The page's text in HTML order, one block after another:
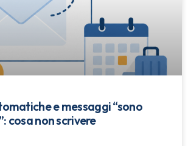
e messaggi “sono
cosa non scrivere